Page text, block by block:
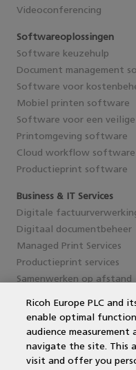
Videoconferencing
Softwareoplossingen
Software keuzehulp
Document management
Software voor
Mobiel printen software
Software voor een
Printomgeving software
Cloud workflow software
Productieprint software
Business & IT Services
Digitale
Digitaal documentbeheer
Managed Print Services
Productieprint services
Samenwerken op afstand
Service en support
MPS Printing
Ricoh Europe PLC and
enable optimal
audience measurement
navigate the site. This
visit and offer you